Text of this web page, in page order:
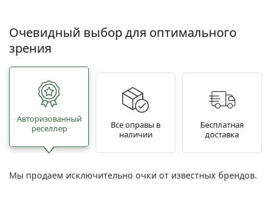
Очевидный выбор для оптимального
зрения
Авторизованный
реселлер
Все оправы в
наличии
Бесплатная
доставка
Мы продаем исключительно очки от известных брендов.